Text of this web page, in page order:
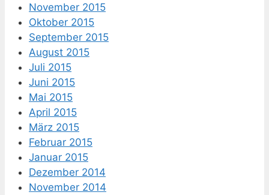
November 2015
Oktober 2015
September 2015
August 2015
Juli 2015
Juni 2015
Mai 2015
April 2015
März 2015
Februar 2015
Januar 2015
Dezember 2014
November 2014